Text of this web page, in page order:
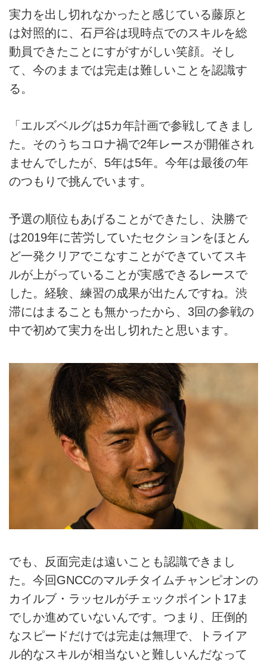
実力を出し切れなかったと感じている藤原と
は対照的に、石戸谷は現時点でのスキルを総
動員できたことにすがすがしい笑顔。そし
て、今のままでは完走は難しいことを認識す
る。
「エルズベルグは5カ年計画で参戦してきまし
た。そのうちコロナ禍で2年レースが開催され
ませんでしたが、5年は5年。今年は最後の年
のつもりで挑んでいます。
予選の順位もあげることができたし、決勝で
は2019年に苦労していたセクションをほとん
ど一発クリアでこなすことができていてスキ
ルが上がっていることが実感できるレースで
した。経験、練習の成果が出たんですね。渋
滞にはまることも無かったから、3回の参戦の
中で初めて実力を出し切れたと思います。
でも、反面完走は遠いことも認識できまし
た。今回GNCCのマルチタイムチャンピオンの
カイルブ・ラッセルがチェックポイント17ま
でしか進めていないんです。つまり、圧倒的
なスピードだけでは完走は無理で、トライア
ル的なスキルが相当ないと難しいんだなって